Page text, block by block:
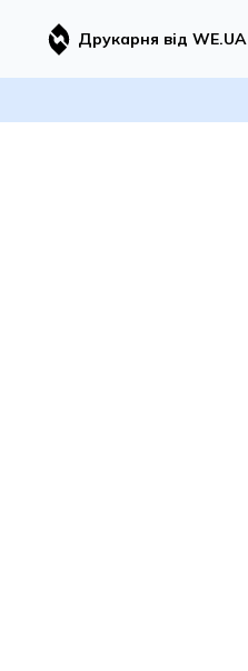
Друкарня від WE.UA